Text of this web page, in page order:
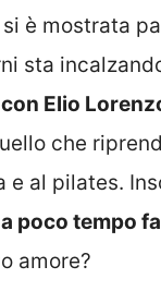
è mostrata
sta
Elio
che
al pilates.
poco tempo
amore?